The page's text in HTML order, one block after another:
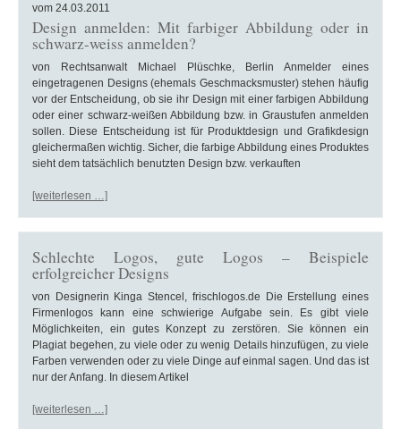
Design anmelden: Mit farbiger Abbildung oder in
schwarz-weiss anmelden?
von Rechtsanwalt Michael Plüschke, Berlin Anmelder eines
eingetragenen Designs (ehemals Geschmacksmuster) stehen häufig
vor der Entscheidung, ob sie ihr Design mit einer farbigen Abbildung
oder einer schwarz-weißen Abbildung bzw. in Graustufen anmelden
sollen. Diese Entscheidung ist für Produktdesign und Grafikdesign
gleichermaßen wichtig. Sicher, die farbige Abbildung eines Produktes
sieht dem tatsächlich benutzten Design bzw. verkauften
[weiterlesen …]
Schlechte Logos, gute Logos – Beispiele
erfolgreicher Designs
von Designerin Kinga Stencel, frischlogos.de Die Erstellung eines
Firmenlogos kann eine schwierige Aufgabe sein. Es gibt viele
Möglichkeiten, ein gutes Konzept zu zerstören. Sie können ein
Plagiat begehen, zu viele oder zu wenig Details hinzufügen, zu viele
Farben verwenden oder zu viele Dinge auf einmal sagen. Und das ist
nur der Anfang. In diesem Artikel
[weiterlesen …]